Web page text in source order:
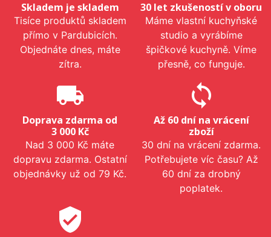
Skladem je skladem
Tisíce produktů skladem
přímo v Pardubicích.
Objednáte dnes, máte
zítra.
30 let zkušeností v oboru
Máme vlastní kuchyňské
studio a vyrábíme
špičkové kuchyně. Víme
přesně, co funguje.
local_shipping
Doprava zdarma od
3 000 Kč
Nad 3 000 Kč máte
dopravu zdarma. Ostatní
objednávky už od 79 Kč.
sync
Až 60 dní na vrácení
zboží
30 dní na vrácení zdarma.
Potřebujete víc času? Až
60 dní za drobný
poplatek.
verified_user